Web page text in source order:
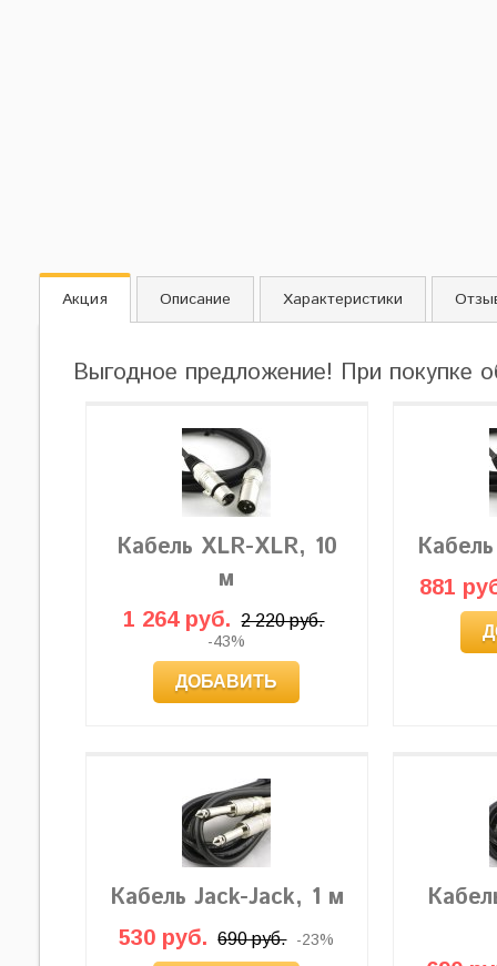
Акция Описание Характеристики
Выгодное предложение! При покупке
Кабель XLR-XLR, 10
м
1 264 руб. 2 220 руб.
-43%
ДОБАВИТЬ
881
Кабель Jack-Jack, 1 м
530 руб. 690 руб. -23%